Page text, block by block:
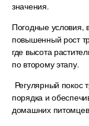
значения.
Погодные условия,
повышенный рост
где высота
по второму этапу.
Регулярный покос
порядка и
домашних